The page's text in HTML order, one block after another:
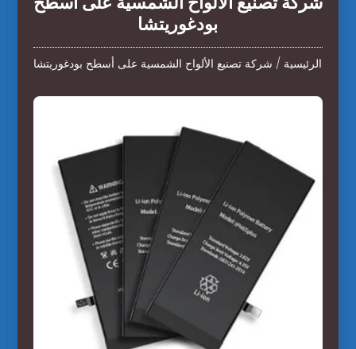
بودغوريتشا
الرئيسية / شركة تصنيع الألواح الشمسية على أسطح بودغوريتشا